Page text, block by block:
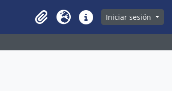
Clipboard
Idioma Enlaces rápidos
Iniciar sesión